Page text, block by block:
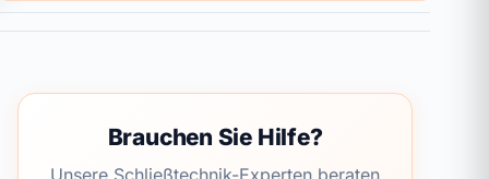
Brauchen Sie Hilfe?